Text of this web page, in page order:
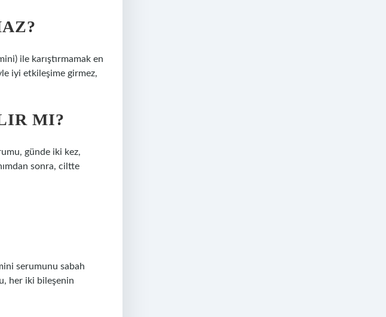
ile karıştırmamak en
iyi etkileşime girmez,
MI?
günde iki kez,
sonra, ciltte
serumunu sabah
her iki bileşenin